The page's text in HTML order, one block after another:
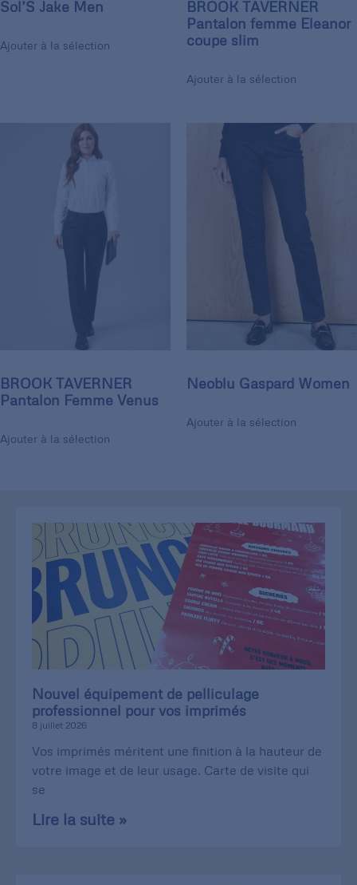
Sol’S Jake Men
Ajouter à la sélection
BROOK TAVERNER
Pantalon femme Eleanor
coupe slim
Ajouter à la sélection
BROOK TAVERNER
Pantalon Femme Venus
Ajouter à la sélection
Neoblu Gaspard Women
Ajouter à la sélection
Nouvel équipement de pelliculage
professionnel pour vos imprimés
8 juillet 2026
Vos imprimés méritent une finition à la hauteur de
votre image et de leur usage. Carte de visite qui
se
Lire la suite »